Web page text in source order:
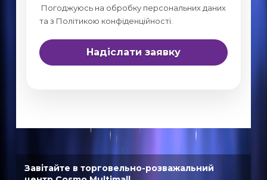
Погоджуюсь на обробку персональних даних
та з Політикою конфіденційності.
Завітайте в торговельно-розважальний